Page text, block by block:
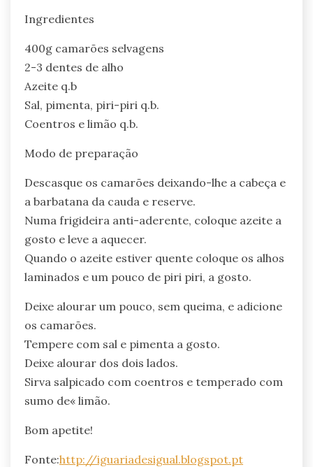
Ingredientes
400g camarões selvagens
2-3 dentes de alho
Azeite q.b
Sal, pimenta, piri-piri q.b.
Coentros e limão q.b.
Modo de preparação
Descasque os camarões deixando-lhe a cabeça e
a barbatana da cauda e reserve.
Numa frigideira anti-aderente, coloque azeite a
gosto e leve a aquecer.
Quando o azeite estiver quente coloque os alhos
laminados e um pouco de piri piri, a gosto.
Deixe alourar um pouco, sem queima, e adicione
os camarões.
Tempere com sal e pimenta a gosto.
Deixe alourar dos dois lados.
Sirva salpicado com coentros e temperado com
sumo de« limão.
Bom apetite!
Fonte:http://iguariadesigual.blogspot.pt